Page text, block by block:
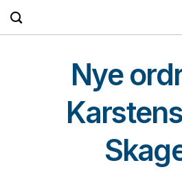
Fortsæt
Nye